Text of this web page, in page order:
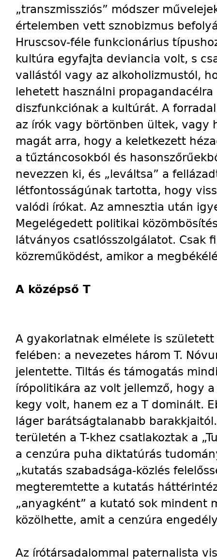
„transzmissziós” módszer
értelemben vett sznobizmus
Hruscsov-féle funkcionárius
kultúra egyfajta deviancia volt, s
vallástól vagy az alkoholizmustól,
lehetett használni
diszfunkciónak a kultúrát. A
az írók vagy börtönben ültek, vagy
magát arra, hogy a keletkezett
a tűztáncosokból és
nevezzen ki, és „leváltsa” a
létfontosságúnak tartotta, hogy
valódi írókat. Az amnesztia után
Megelégedett politikai
látványos csatlósszolgálatot. Csak
közreműködést, amikor a
A középső T
A gyakorlatnak elmélete is
felében: a nevezetes három T.
jelentette. Tiltás és támogatás
írópolitikára az volt jellemző, hogy
kegy volt, hanem ez a T dominált.
láger barátságtalanabb
területén a T-khez csatlakoztak a
a cenzúra puha diktatúrás
„kutatás szabadsága-közlés
megteremtette a kutatás
„anyagként” a kutató sok mindent
közölhette, amit a cenzúra
Az írótársadalommal paternalista